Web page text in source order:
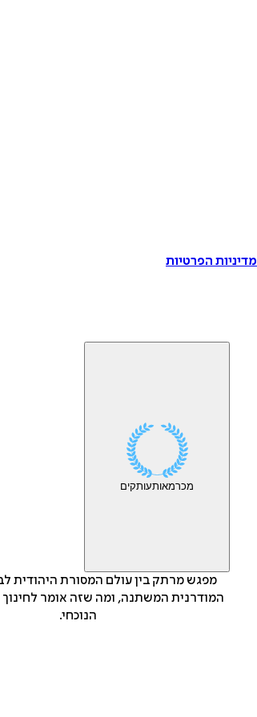
הפרטיות
מכרמאותעותקים
מפגש מרתק בין עולם המסורת היהודית
המודרנית המשתנה, ומה שזה אומר לחינוך
הנוכחי.